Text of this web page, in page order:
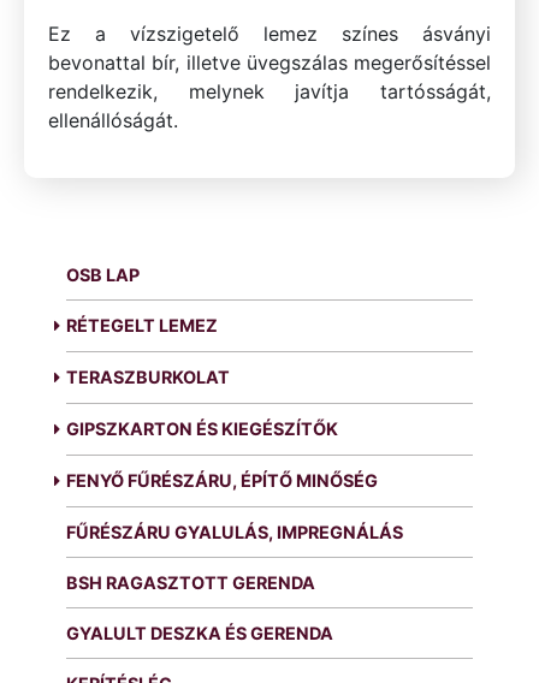
OSB LAP
RÉTEGELT LEMEZ
TERASZBURKOLAT
GIPSZKARTON ÉS KIEGÉSZÍTŐK
FENYŐ FŰRÉSZÁRU, ÉPÍTŐ MINŐSÉG
FŰRÉSZÁRU GYALULÁS, IMPREGNÁLÁS
BSH RAGASZTOTT GERENDA
GYALULT DESZKA ÉS GERENDA
Ez a vízszigetelő lemez színes ásványi
bevonattal bír, illetve üvegszálas megerősítéssel
rendelkezik, melynek javítja tartósságát,
ellenállóságát.